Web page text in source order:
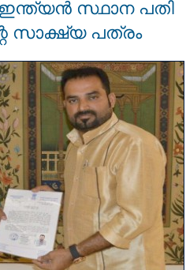
സ്ഥാന പതി
സാക്ഷ്യ പത്രം